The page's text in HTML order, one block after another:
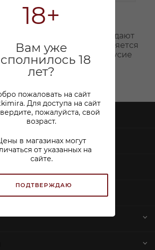
18+
Вам уже
18
лет?
пожаловать на сайт
Для доступа на сайт
пожалуйста, свой
возраст.
в магазинах могут
от указанных на
сайте.
ПОДТВЕРЖДАЮ
сидр с прекрасными
персика, которые придают
сладости. Вкус наполняется
садовых яблок, а послевкусие
терпкостью.